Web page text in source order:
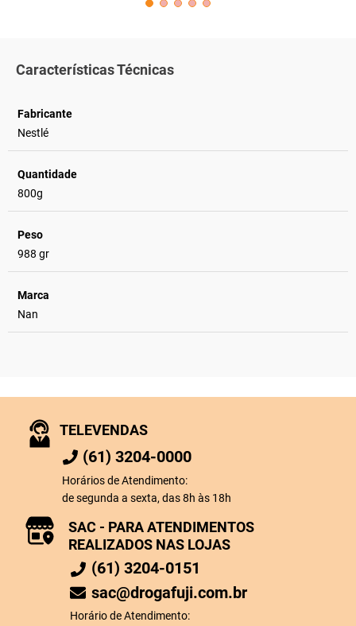
Características Técnicas
Fabricante
Nestlé
Quantidade
800g
Peso
988 gr
Marca
Nan
TELEVENDAS
(61) 3204-0000
Horários de Atendimento:
de segunda a sexta, das 8h às 18h
SAC - PARA ATENDIMENTOS
REALIZADOS NAS LOJAS
(61) 3204-0151
sac@drogafuji.com.br
Horário de Atendimento: